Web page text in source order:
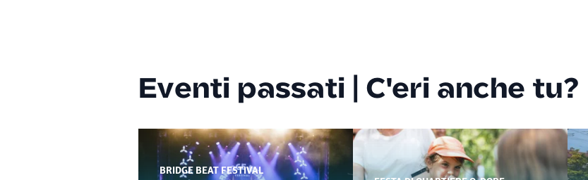
Eventi passati | C'eri anche tu?
BRIDGE BEAT FESTIVAL